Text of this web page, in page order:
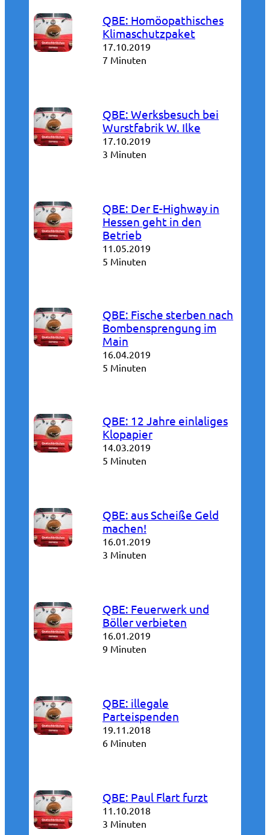
QBE: Homöopathisches
Klimaschutzpaket
17.10.2019
7 Minuten
QBE: Werksbesuch bei
Wurstfabrik W. Ilke
17.10.2019
3 Minuten
QBE: Der E-Highway in
Hessen geht in den
Betrieb
11.05.2019
5 Minuten
QBE: Fische sterben nach
Bombensprengung im
Main
16.04.2019
5 Minuten
QBE: 12 Jahre einlaliges
Klopapier
14.03.2019
5 Minuten
QBE: aus Scheiße Geld
machen!
16.01.2019
3 Minuten
QBE: Feuerwerk und
Böller verbieten
16.01.2019
9 Minuten
QBE: illegale
Parteispenden
19.11.2018
6 Minuten
QBE: Paul Flart furzt
11.10.2018
3 Minuten